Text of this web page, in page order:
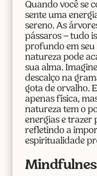
Quando você se
sente uma
sereno. As
pássaros – tudo
profundo em seu
natureza pode
sua alma.
descalço na
gota de orvalho.
apenas física,
natureza tem o
energias e trazer
refletindo a
espiritualidade